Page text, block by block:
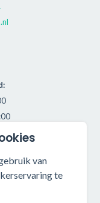
BTW.
van
te